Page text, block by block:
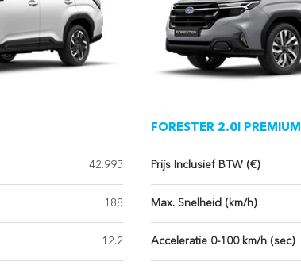
42.995
188
12.2
FORESTER 2.0I PREMIUM
Prijs Inclusief BTW (€)
Max. Snelheid (km/h)
Acceleratie 0-100 km/h (sec)